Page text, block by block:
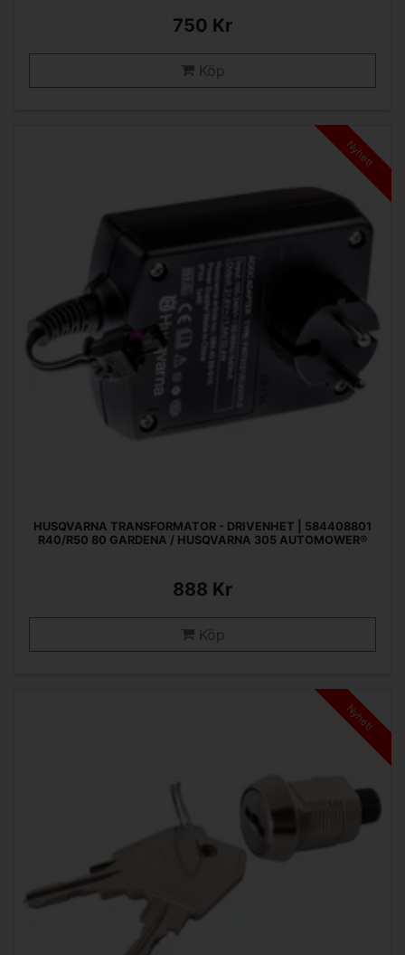
750 Kr
Köp
Nyhet!
HUSQVARNA TRANSFORMATOR - DRIVENHET | 584408801
R40/R50 80 GARDENA / HUSQVARNA 305 AUTOMOWER®
888 Kr
Köp
Nyhet!